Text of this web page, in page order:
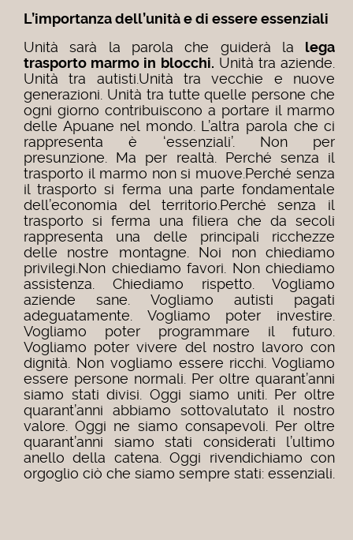
L’importanza dell’unità e di essere essenziali
Unità sarà la parola che guiderà la lega
trasporto marmo in blocchi. Unità tra aziende.
Unità tra autisti.Unità tra vecchie e nuove
generazioni. Unità tra tutte quelle persone che
ogni giorno contribuiscono a portare il marmo
delle Apuane nel mondo. L’altra parola che ci
rappresenta è ‘essenziali’. Non per
presunzione. Ma per realtà. Perché senza il
trasporto il marmo non si muove.Perché senza
il trasporto si ferma una parte fondamentale
dell’economia del territorio.Perché senza il
trasporto si ferma una filiera che da secoli
rappresenta una delle principali ricchezze
delle nostre montagne. Noi non chiediamo
privilegi.Non chiediamo favori. Non chiediamo
assistenza. Chiediamo rispetto. Vogliamo
aziende sane. Vogliamo autisti pagati
adeguatamente. Vogliamo poter investire.
Vogliamo poter programmare il futuro.
Vogliamo poter vivere del nostro lavoro con
dignità. Non vogliamo essere ricchi. Vogliamo
essere persone normali. Per oltre quarant’anni
siamo stati divisi. Oggi siamo uniti. Per oltre
quarant’anni abbiamo sottovalutato il nostro
valore. Oggi ne siamo consapevoli. Per oltre
quarant’anni siamo stati considerati l’ultimo
anello della catena. Oggi rivendichiamo con
orgoglio ciò che siamo sempre stati: essenziali.